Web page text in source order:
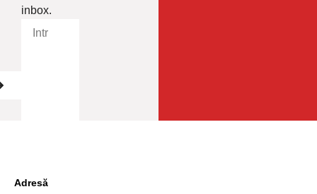
inbox.
Adresă